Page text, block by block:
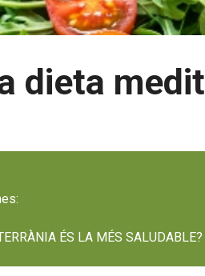
dieta
ÉS LA MÉS SALUDABLE?